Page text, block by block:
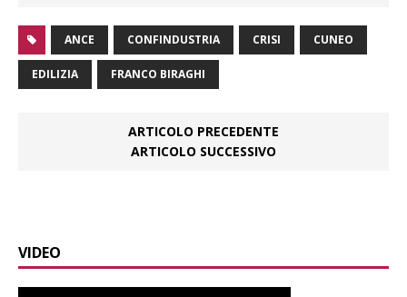
ANCE CONFINDUSTRIA CRISI CUNEO
EDILIZIA FRANCO BIRAGHI
ARTICOLO PRECEDENTE
ARTICOLO SUCCESSIVO
VIDEO